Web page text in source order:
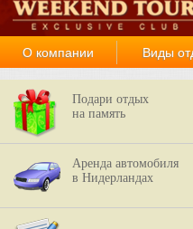
О компании Виды
Подари отдых
на память
Аренда автомобиля
в Нидерландах